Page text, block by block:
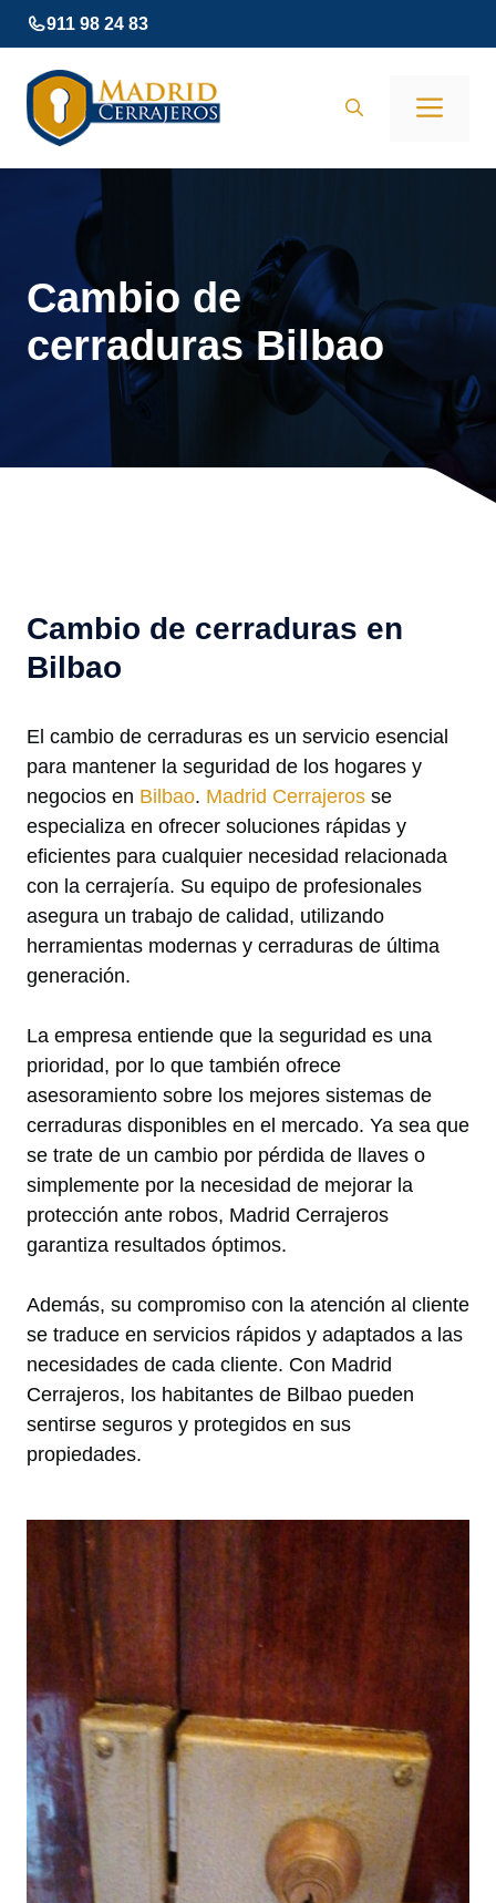
Saltar
al
contenido
911 98 24 83
Cambio de
cerraduras Bilbao
Cambio de cerraduras en
Bilbao
El cambio de cerraduras es un servicio esencial
para mantener la seguridad de los hogares y
negocios en Bilbao. Madrid Cerrajeros se
especializa en ofrecer soluciones rápidas y
eficientes para cualquier necesidad relacionada
con la cerrajería. Su equipo de profesionales
asegura un trabajo de calidad, utilizando
herramientas modernas y cerraduras de última
generación.
La empresa entiende que la seguridad es una
prioridad, por lo que también ofrece
asesoramiento sobre los mejores sistemas de
cerraduras disponibles en el mercado. Ya sea que
se trate de un cambio por pérdida de llaves o
simplemente por la necesidad de mejorar la
protección ante robos, Madrid Cerrajeros
garantiza resultados óptimos.
Además, su compromiso con la atención al cliente
se traduce en servicios rápidos y adaptados a las
necesidades de cada cliente. Con Madrid
Cerrajeros, los habitantes de Bilbao pueden
sentirse seguros y protegidos en sus
propiedades.